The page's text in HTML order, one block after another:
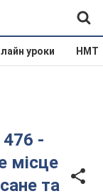
уроки НМТ
-
місце
та